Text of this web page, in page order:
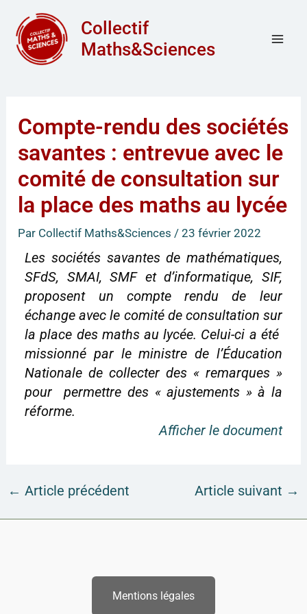
contenu
Collectif
Maths&Sciences
Compte-rendu des sociétés
savantes : entrevue avec le
comité de consultation sur
la place des maths au lycée
Par Collectif Maths&Sciences/23 février 2022
Les sociétés savantes de mathématiques,
SFdS, SMAI, SMF et d’informatique, SIF,
proposent un compte rendu de leur
échange avec le comité de consultation sur
la place des maths au lycée. Celui-ci a été
missionné par le ministre de l’Éducation
Nationale de collecter des « remarques »
pour permettre des « ajustements » à la
réforme.
Afficher le document
← Article précédent Article suivant →
Mentions légales